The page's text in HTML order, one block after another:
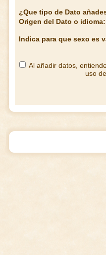
¿Que tipo de Dato
Origen del Dato o idioma:
Indica para que sexo es
Al añadir datos,
uso